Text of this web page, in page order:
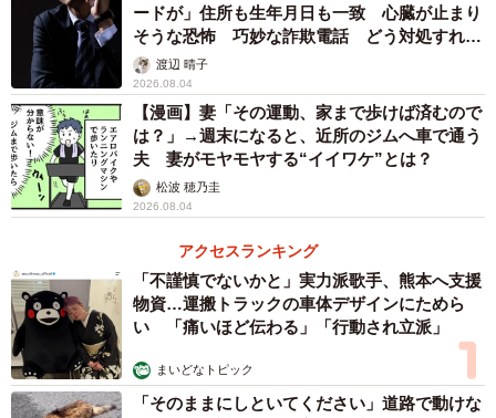
ードが」住所も生年月日も一致 心臓が止まり
そうな恐怖 巧妙な詐欺電話 どう対処すれ
ば…渡辺 晴子
2026.08.04
【漫画】妻「その運動、家まで歩けば済むので
は？」→週末になると、近所のジムへ車で通う
夫 妻がモヤモヤする“イイワケ”とは？
松波 穂乃圭
2026.08.04
アクセスランキング
「不謹慎でないかと」実力派歌手、熊本へ支援
物資…運搬トラックの車体デザインにためら
い 「痛いほど伝わる」「行動され立派」
まいどなトピック
「そのままにしといてください」道路で動けな